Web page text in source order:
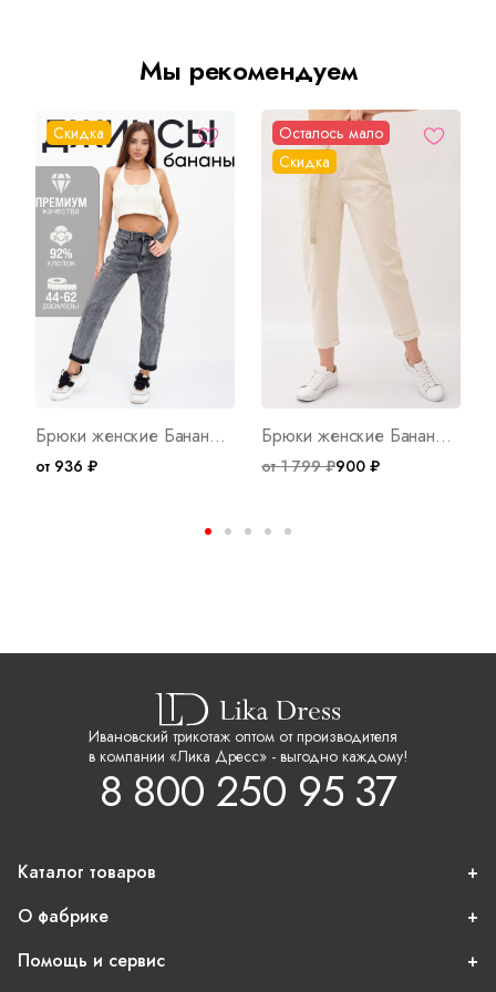
Мы рекомендуем
Скидка
Брюки женские Бананы М Арт. 9539
от 936 ₽
Осталось мало
Скидка
Брюки женские Бананы Арт. 8492
от 1 799 ₽900 ₽
Ивановский трикотаж оптом от производителя
в компании «Лика Дресс» - выгодно каждому!
8 800 250 95 37
Каталог товаров
О фабрике
Помощь и сервис